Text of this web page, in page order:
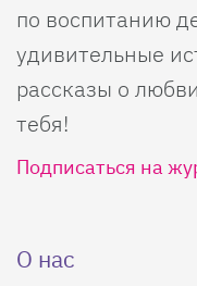
по воспитанию
удивительные
рассказы о
тебя!
Подписаться на
О нас